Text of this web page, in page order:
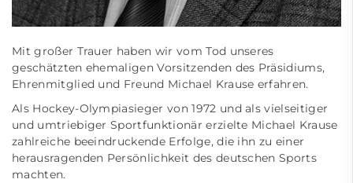
Mit großer Trauer haben wir vom Tod unseres
geschätzten ehemaligen Vorsitzenden des Präsidiums,
Ehrenmitglied und Freund Michael Krause erfahren.
Als Hockey-Olympiasieger von 1972 und als vielseitiger
und umtriebiger Sportfunktionär erzielte Michael Krause
zahlreiche beeindruckende Erfolge, die ihn zu einer
herausragenden Persönlichkeit des deutschen Sports
machten.